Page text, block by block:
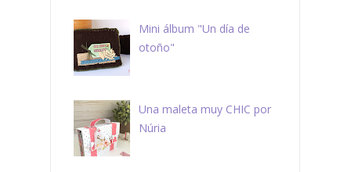
Mini álbum "Un día de
otoño"
Una maleta muy CHIC por
Núria